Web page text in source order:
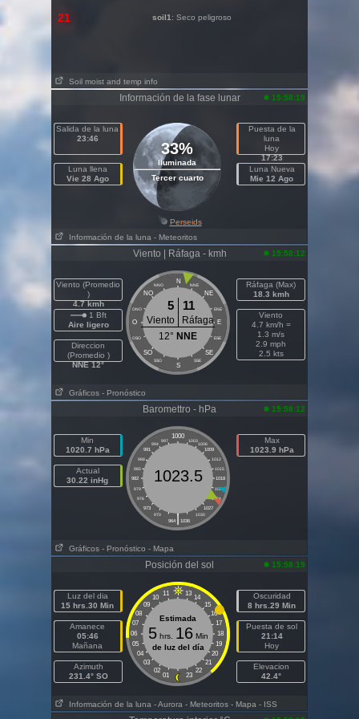
21 soil1 : Seco peligroso
Soil moist and temp info
Información de la fase lunar 15:58:19
Salida de la luna
23:46
Luna llena
Vie 28 Ago
33%
Iluminada
Tercer cuarto
Puesta de la
luna
Hoy
17:23
Luna Nueva
Mie 12 Ago
Perseids
Información de la luna - Meteoritos
Viento | Ráfaga - kmh 15:58:12
Viento (Promedio
)
4.7 kmh
1 Bft
Aire ligero
Direccion
(Promedio )
NNE 12°
N
NNO NNE
NO NE
ONO ENE
O E
OSO ESE
SO SE
SSO SSE
S
5 11
Viento
Ráfaga
12° NNE
Ráfaga (Max)
18.3 kmh
Viento
4.7 km/h =
1.3 m/s
2.9 mph
2.5 kts
Gráficos - Pronóstico
Baromettro - hPa 15:58:12
Min
1020.7 hPa
Actual
30.22 inHg
1000
997 1003
994
1006
991
1009
988
1012
985
1015
982
1018
979
1021
976
1024
973
1027
970
1030
|
964 1036
1023.5
Max
1023.9 hPa
Gráficos - Pronóstico - Mapa
Posición del sol 15:58:19
Luz del dia
15 hrs.30 Min
Amanece
05:46
Mañana
Azimuth
231.4° SO
11 13
10
14
09
15
08
16
07
17
06
18
05
19
04
20
03
21
02
22
01 23
Estimada
5hrs. 16Min
de luz del día
Oscuridad
8 hrs.29 Min
Puesta de sol
21:14
Hoy
Elevacion
42.4°
Información de la luna - Aurora - Meteoritos - Mapa - ISS